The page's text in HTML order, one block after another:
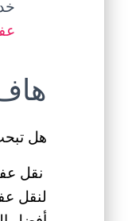
هل
نقل
لنقل